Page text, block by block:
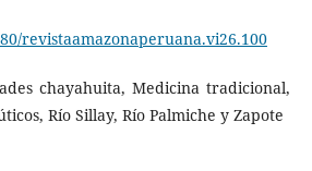
revistaamazonaperuana.vi26.100
chayahuita, Medicina tradicional,
Río Sillay, Río Palmiche y Zapote